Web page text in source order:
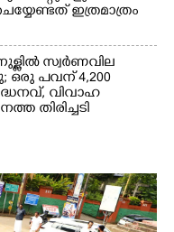
ഇത്രമാത്രം
സ്വർണവില
പവന് 4,200
വിവാഹ
തിരിച്ചടി